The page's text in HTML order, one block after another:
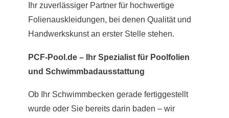
Ihr zuverlässiger Partner für hochwertige
Folienauskleidungen, bei denen Qualität und
Handwerkskunst an erster Stelle stehen.
PCF-Pool.de – Ihr Spezialist für Poolfolien
und Schwimmbadausstattung
Ob Ihr Schwimmbecken gerade fertiggestellt
wurde oder Sie bereits darin baden – wir